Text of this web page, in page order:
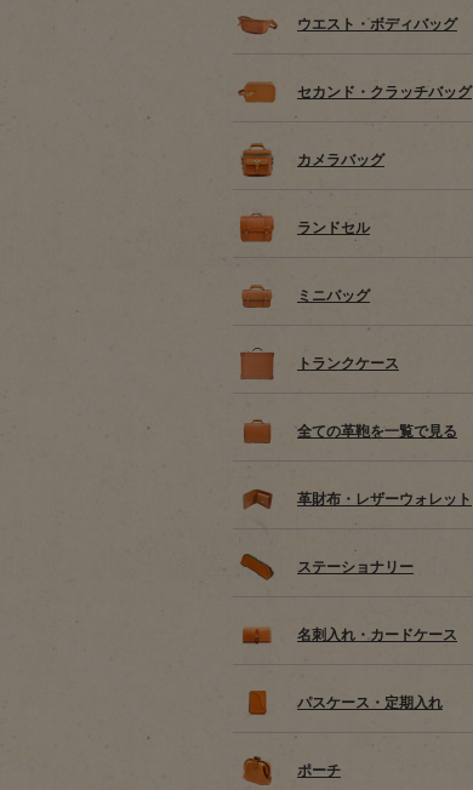
ウエスト・ボディバッグ
セカンド・クラッチバッグ
カメラバッグ
ランドセル
ミニバッグ
トランクケース
全ての革鞄を一覧で見る
革財布・レザーウォレット
ステーショナリー
名刺入れ・カードケース
パスケース・定期入れ
ポーチ